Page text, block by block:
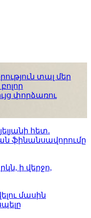
տալ մեր
փորձառու
հետ.
ֆինանսավորումը
ի վերջո,
մասին